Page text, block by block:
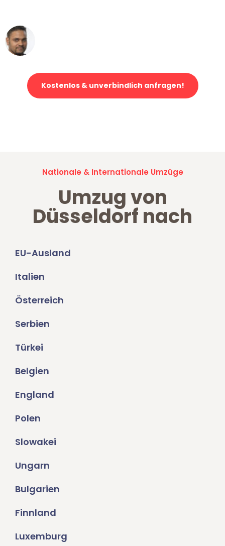
Kostenlos & unverbindlich anfragen!
Nationale & Internationale Umzüge
Umzug von
Düsseldorf nach
EU-Ausland
Italien
Österreich
Serbien
Türkei
Belgien
England
Polen
Slowakei
Ungarn
Bulgarien
Finnland
Luxemburg